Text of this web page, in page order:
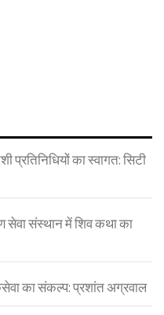
प्रतिनिधियों का स्वागत: सिटी
सेवा संस्थान में शिव कथा का
का संकल्प: प्रशांत अग्रवाल